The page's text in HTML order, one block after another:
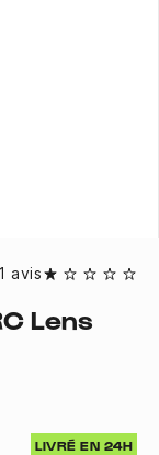
1 avis
Lens
LIVRÉ EN 24H